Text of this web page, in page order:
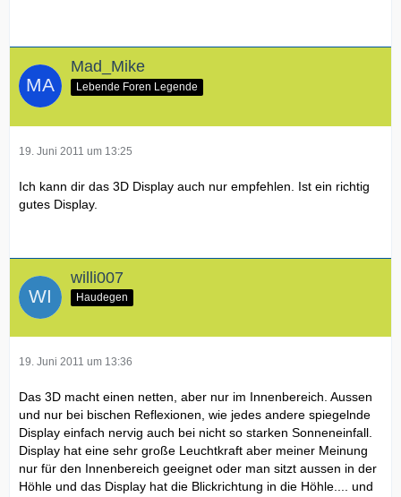
Mad_Mike
Lebende Foren Legende
19. Juni 2011 um 13:25
Ich kann dir das 3D Display auch nur empfehlen. Ist ein richtig
gutes Display.
willi007
Haudegen
19. Juni 2011 um 13:36
Das 3D macht einen netten, aber nur im Innenbereich. Aussen
und nur bei bischen Reflexionen, wie jedes andere spiegelnde
Display einfach nervig auch bei nicht so starken Sonneneinfall.
Display hat eine sehr große Leuchtkraft aber meiner Meinung
nur für den Innenbereich geeignet oder man sitzt aussen in der
Höhle und das Display hat die Blickrichtung in die Höhle.... und